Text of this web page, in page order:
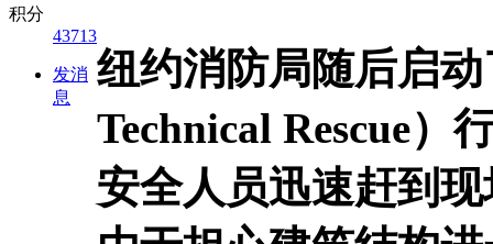
积分
43713
发消
息
纽约消防局随后启
Technical Rescue）
安全人员迅速赶到